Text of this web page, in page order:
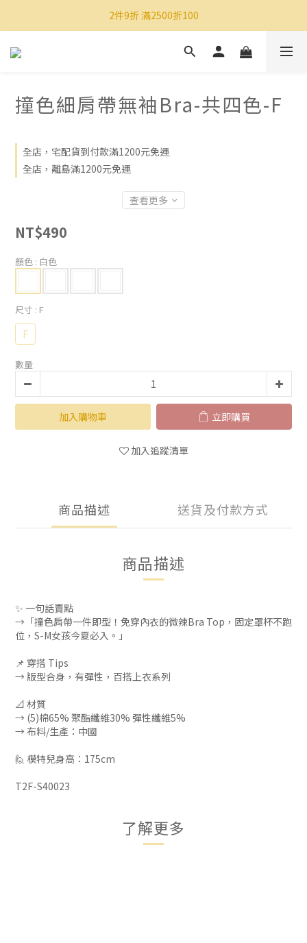
2件9折 滿2500折100
撞色細肩帶無袖Bra-共四色-F
全店，宅配貨到付款滿1200元免運
全店，離島滿1200元免運
查看更多
NT$490
顏色 : 白色
尺寸 : F
F
數量
加入購物車 立即購買
加入追蹤清單
商品描述 送貨及付款方式
商品描述
✨ 一句話賣點
→「撞色肩帶一件即型！免穿內衣的微辣Bra Top，固定罩杯不跑
位，S-M女孩今夏必入。」
📌 穿搭 Tips
→ 版型合身，有彈性，百搭上衣系列
📐 材質
→ (5)棉65% 聚酯纖維30% 彈性纖維5%
→ 布料/生產：中國
🙋 模特兒身高：175cm
T2F-S40023
了解更多